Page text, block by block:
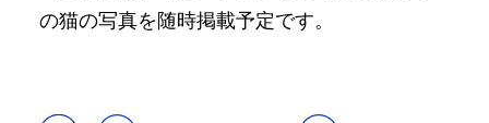
の猫の写真を随時掲載予定です。